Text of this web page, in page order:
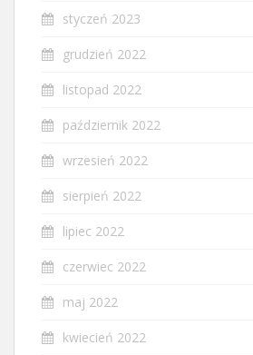
styczeń 2023
grudzień 2022
listopad 2022
październik 2022
wrzesień 2022
sierpień 2022
lipiec 2022
czerwiec 2022
maj 2022
kwiecień 2022